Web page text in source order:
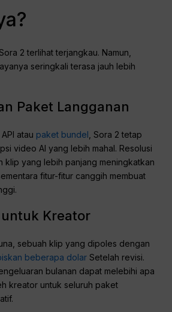
2 terlihat terjangkau. Namun,
seringkali terasa jauh lebih
Paket Langganan
atau paket bundel , Sora 2 tetap
video AI yang lebih mahal. Resolusi
klip yang lebih panjang meningkatkan
fitur-fitur canggih membuat
Kreator
sebuah klip yang dipoles dengan
beberapa dolarSetelah revisi.
bulanan dapat melebihi apa
kreator untuk seluruh paket